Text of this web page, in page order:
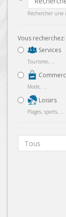
Rechercher
Vous recherchez:
Services
Tourisme, ...
Mode, ...
Loisirs
Plages, sports, ...
Tous